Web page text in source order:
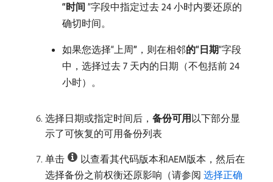
“时间 ”字段中指定过去 24 小时内要还原的
确切时间。
如果您选择“上周​” ，则在相邻​的“日期”字段
中，选择过去 7 天内的日期（不包括前 24
小时）。
选择日期或指定时间后， 备份可用 ​以下部分显
示了可恢复的可用备份列表
单击
以查看其代码版本和AEM版本，然后在
选择备份之前权衡还原影响（请参阅 选择正确